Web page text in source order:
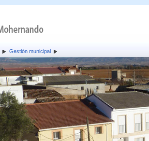
Gestión municipal